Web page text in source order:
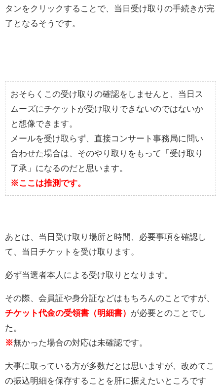
タンをクリックすることで、当日受け取りの手続きが完
了となるそうです。
おそらくこの受け取りの確認をしませんと、当日ス
ムーズにチケットが受け取りできないのではないか
と想像できます。
メールを受け取らず、直接コンサート事務局に問い
合わせた場合は、そのやり取りをもって「受け取り
了承」になるのだと思います。
※ここは推測です。
あとは、当日受け取り場所と時間、必要事項を確認し
て、当日チケットを受け取ります。
必ず当選者本人による受け取りとなります。
その際、会員証や身分証などはもちろんのことですが、
チケット代金の受領書（明細書） が必要とのことでし
た。
※無かった場合の対応は未確認です。
大事に取っている方が多数だとは思いますが、改めてこ
の振込明細を保存することを肝に据えたいところです